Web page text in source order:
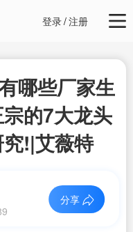
登录/注册
哪些厂家生
的7大龙头
!|艾薇特
分享